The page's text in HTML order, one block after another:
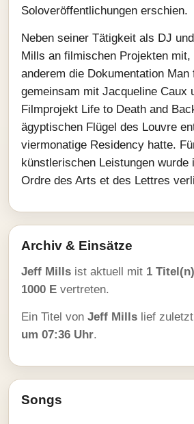
Soloveröffentlichungen erschien.
Neben seiner Tätigkeit als DJ
Mills an filmischen Projekten
anderem die Dokumentation Man
gemeinsam mit Jacqueline Caux
Filmprojekt Life to Death and
ägyptischen Flügel des Louvre
viermonatige Residency hatte.
künstlerischen Leistungen wurde
Ordre des Arts et des Lettres
Archiv & Einsätze
Jeff Mills ist aktuell mit 1 Titel(n)
1000 E vertreten.
Ein Titel von Jeff Mills lief
um 07:36 Uhr.
Songs